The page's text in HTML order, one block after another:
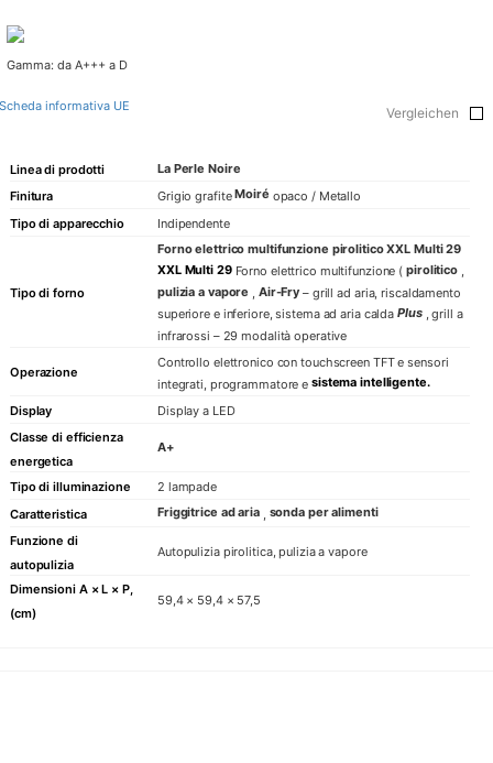
Gamma: da A+++ a D
Scheda informativa UE Vergleichen
Linea di prodotti
La Perle Noire
Finitura
Grigio grafiteMoiré opaco / Metallo
Tipo di apparecchio
Indipendente
Tipo di forno
Forno elettrico multifunzione pirolitico XXL Multi 29
XXL Multi 29Forno elettrico multifunzione (pirolitico,
pulizia a vapore
Air-Fry – grill ad aria, riscaldamento
superiore e inferiore, sistema ad aria caldaPlus, grill a
infrarossi – 29 modalità operative
Operazione
Controllo elettronico con touchscreen TFT e sensori
integrati, programmatore esistema intelligente.
Display
Display a LED
Classe di efficienza
energetica
A+
Tipo di illuminazione
2 lampade
Caratteristica
Friggitrice ad aria, sonda per alimenti
Funzione di
autopulizia
Autopulizia pirolitica, pulizia a vapore
Dimensioni A × L × P,
(cm)
59,4 × 59,4 × 57,5